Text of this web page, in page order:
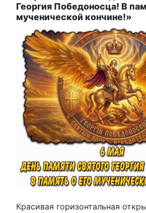
Георгия Победоносца! В
мученической кончине!»
Красивая горизонтальная